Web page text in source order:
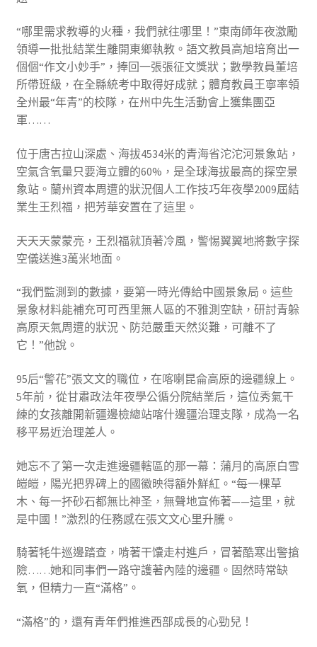
“哪里需求教導的火種，我們就往哪里！”東南師年夜激勵
領導一批批結業生離開東鄉執教。語文教員高旭培育出一
個個“作文小妙手”，捧回一張張征文獎狀；數學教員董培
所帶班級，在全縣統考中取得好成就；體育教員王寧率領
全州最“年青”的校隊，在州中先生活動會上獲集團亞
軍……
位于唐古拉山深處、海拔4534米的青海省沱沱河景象站，
空氣含氧量只要海立體的60%，是全球海拔最高的探空景
象站。蘭州資本周遭的狀況個人工作技巧年夜學2009屆結
業生王烈福，把芳華安置在了這里。
天天天蒙蒙亮，王烈福就頂著冷風，警惕翼翼地將數字探
空儀送進3萬米地面。
“我們監測到的數據，要第一時光傳給中國景象局。這些
景象材料能補充可可西里無人區的不雅測空缺，研討青躲
高原天氣周遭的狀況、防范嚴重天然災難，可離不了
它！”他說。
95后“警花”張文文的職位，在喀喇昆侖高原的邊疆線上。
5年前，從甘肅政法年夜學公循分院結業后，這位秀氣干
練的女孩離開新疆邊檢總站喀什邊疆治理支隊，成為一名
移平易近治理差人。
她忘不了第一次走進邊疆轄區的那一幕：蒲月的高原白雪
皚皚，陽光把界碑上的國徽映得額外鮮紅。“每一棵草
木、每一抔砂石都無比神圣，無聲地宣佈著——這里，就
是中國！”激烈的任務感在張文文心里升騰。
騎著牦牛巡邊踏查，啃著干馕走村進戶，冒著酷寒出警搶
險……她和同事們一路守護著內陸的邊疆。固然時常缺
氧，但精力一直“滿格”。
“滿格”的，還有青年們推進西部成長的心勁兒！